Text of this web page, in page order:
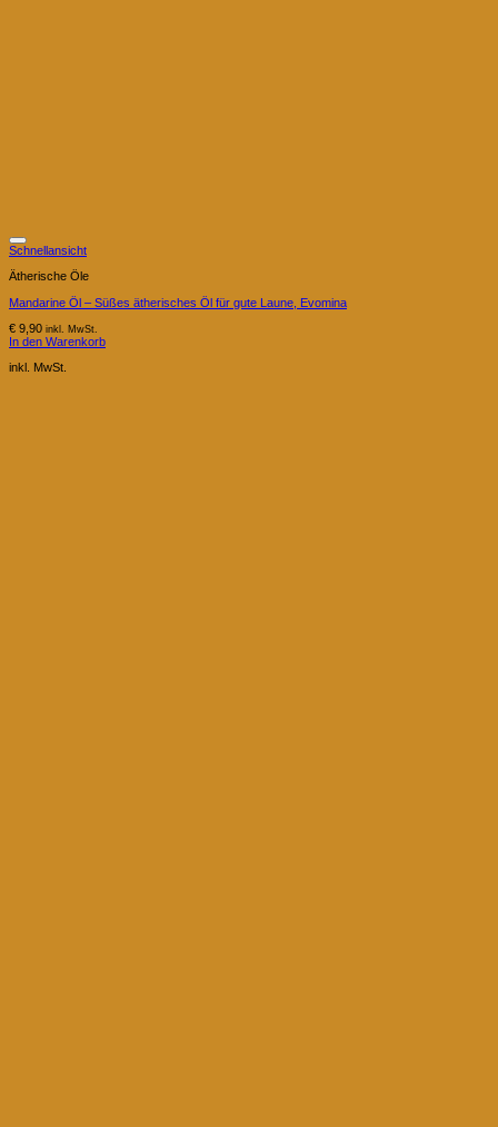
Schnellansicht
Ätherische Öle
Mandarine Öl – Süßes ätherisches Öl für gute Laune, Evomina
€ 9,90 inkl. MwSt.
In den Warenkorb
inkl. MwSt.